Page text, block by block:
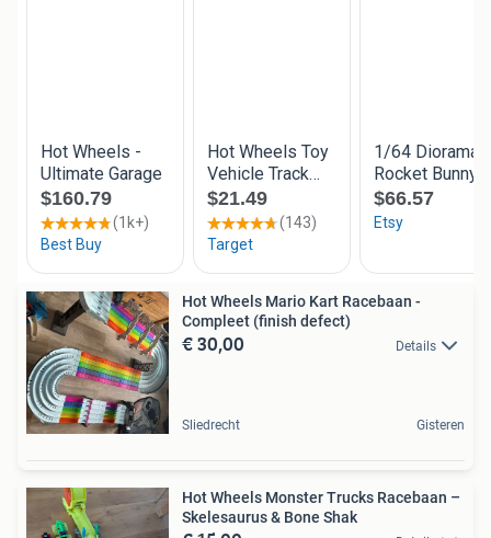
Hot Wheels Mario Kart Racebaan -
Compleet (finish defect)
€ 30,00 Details
Sliedrecht Gisteren
Hot Wheels Monster Trucks Racebaan –
Skelesaurus & Bone Shak